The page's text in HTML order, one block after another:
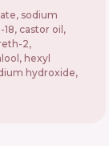
sodium
castor oil,
2,
hexyl
hydroxide,